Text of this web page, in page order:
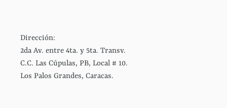
Dirección:
2da Av. entre 4ta. y 5ta. Transv.
C.C. Las Cúpulas, PB, Local # 10.
Los Palos Grandes, Caracas.